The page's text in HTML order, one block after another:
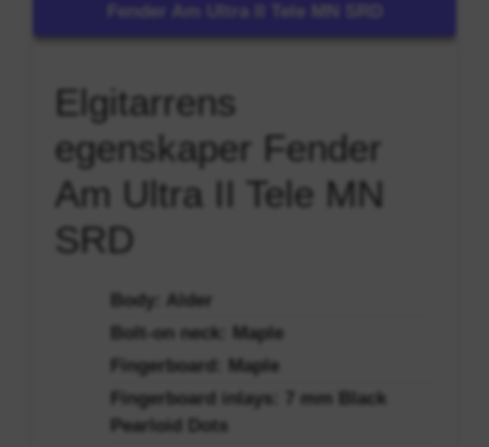
Fender Am Ultra II Tele MN SRD
Elgitarrens
egenskaper Fender
Am Ultra II Tele MN
SRD
Body: Alder
Bolt-on neck: Maple
Fingerboard: Maple
Fingerboard inlays: 7 mm Black
Pearloid Dots